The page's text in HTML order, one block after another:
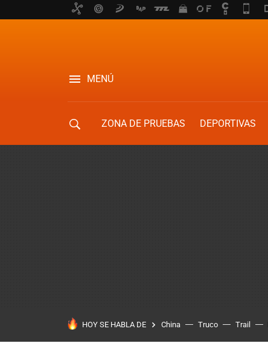
MENÚ
ZONA DE PRUEBAS DEPORTIVAS
HOY SE HABLA DE China Truco Trail